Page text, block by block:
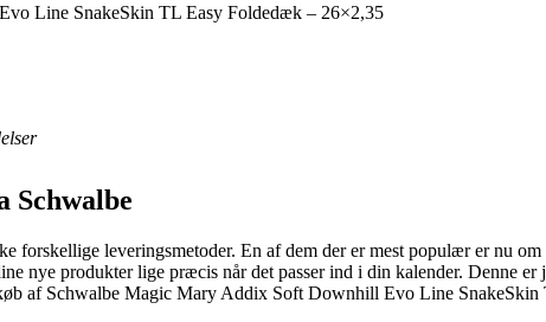
Line SnakeSkin TL Easy Foldedæk – 26×2,35
forskellige leveringsmetoder. En af dem der er mest populær er nu om
nye produkter lige præcis når det passer ind i din kalender. Denne
af Schwalbe Magic Mary Addix Soft Downhill Evo Line